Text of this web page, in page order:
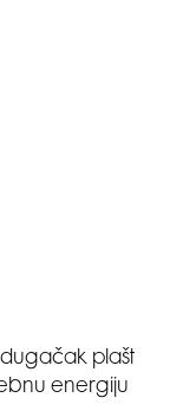
plašt
energiju